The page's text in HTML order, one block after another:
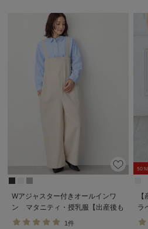
Wアジャスター付きオールインワ
ン マタニティ・授乳服【出産後も
長く使える】
1件
ラ
展